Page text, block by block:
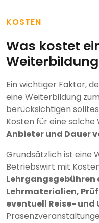
KOSTEN
Was kostet
Ein wichtiger Faktor,
eine Weiterbildung
berücksichtigen
Kosten für eine solche
Anbieter und Dauer
Grundsätzlich ist eine
Betriebswirt mit
Lehrgangsgebühren
Lehrmaterialien,
eventuell Reise-